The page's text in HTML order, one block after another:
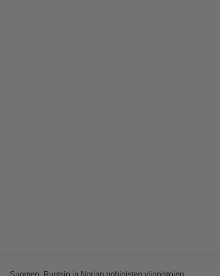
Suomen, Ruotsin ja Norjan pohjoisten yliopistojen